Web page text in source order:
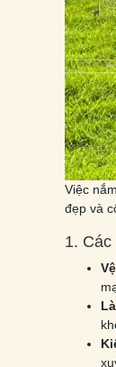
Việc
đẹp và
1.